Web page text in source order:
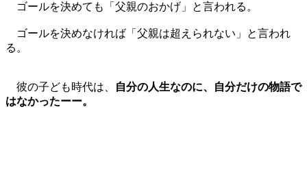
ゴールを決めても「父親のおかげ」と言われる。
ゴールを決めなければ「父親は超えられない」と言われ
る。
彼の子ども時代は、
自分の人生なのに、自分だけの物語で
はなかったーー。